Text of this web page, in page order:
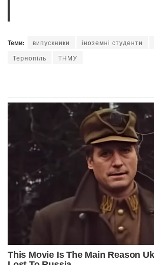
Теми: випускники іноземні студенти
Тернопіль
ТНМУ